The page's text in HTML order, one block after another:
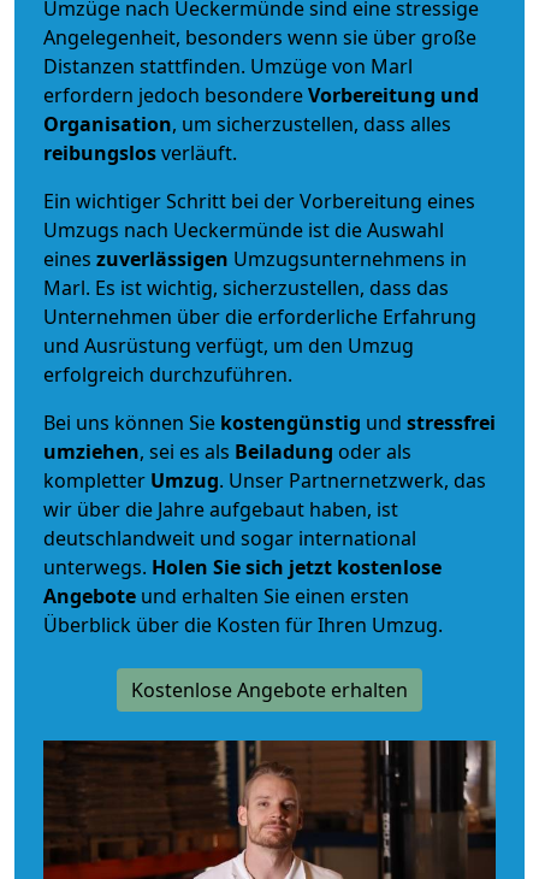
Umzüge nach Ueckermünde sind eine stressige
Angelegenheit, besonders wenn sie über große
Distanzen stattfinden. Umzüge von Marl
erfordern jedoch besondereVorbereitung und
Organisation, um sicherzustellen, dass alles
reibungslosverläuft.
Ein wichtiger Schritt bei der Vorbereitung eines
Umzugs nach Ueckermünde ist die Auswahl
eines zuverlässigen Umzugsunternehmens in
Marl. Es ist wichtig, sicherzustellen, dass das
Unternehmen über die erforderliche Erfahrung
und Ausrüstung verfügt, um den Umzug
erfolgreich durchzuführen.
Bei uns können Sie kostengünstig und stressfrei
umziehen, sei es als Beiladung oder als
kompletter Umzug. Unser Partnernetzwerk, das
wir über die Jahre aufgebaut haben, ist
deutschlandweit und sogar international
unterwegs. Holen Sie sich jetzt kostenlose
Angebote und erhalten Sie einen ersten
Überblick über die Kosten für Ihren Umzug.
Kostenlose Angebote erhalten